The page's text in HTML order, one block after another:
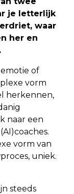
je letterlijk
waar
her en
of
vorm
herkennen,
naar een
vorm van
uniek.
steeds